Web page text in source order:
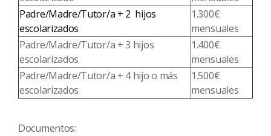
Padre/Madre/Tutor/a + 2 hijos
escolarizados
1.300€
mensuales
Padre/Madre/Tutor/a + 3 hijos
escolarizados
1.400€
mensuales
Padre/Madre/Tutor/a + 4 hijo o más
escolarizados
1.500€
mensuales
Documentos: